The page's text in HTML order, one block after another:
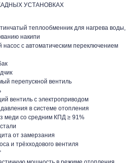
УСТАНОВКАХ
теплообменник для нагрева воды,
накипи
с автоматическим переключением
перепускной вентиль
вентиль с электроприводом
в системе отопления
меди со средним КПД ≥ 91%
от замерзания
и трёхходового вентиля